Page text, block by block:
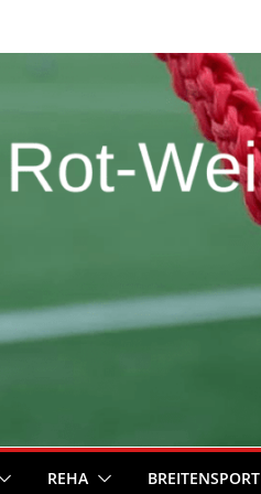
REHA BREITENSPORT